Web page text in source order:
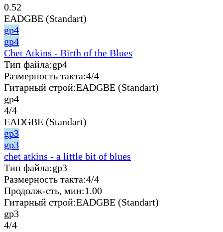
0.52
EADGBE (Standart)
gp4
gp4
Chet Atkins - Birth of the Blues
Тип файла:gp4
Размерность такта:4/4
Гитарный строй:EADGBE (Standart)
gp4
4/4
EADGBE (Standart)
gp3
gp3
chet atkins - a little bit of blues
Тип файла:gp3
Размерность такта:4/4
Продолж-сть, мин:1.00
Гитарный строй:EADGBE (Standart)
gp3
4/4